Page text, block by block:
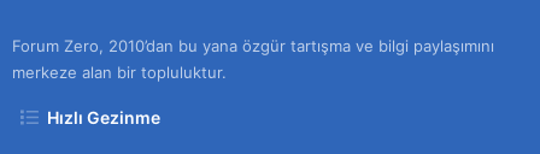
Forum Zero, 2010’dan bu yana özgür tartışma ve bilgi paylaşımını
merkeze alan bir topluluktur.
Hızlı Gezinme